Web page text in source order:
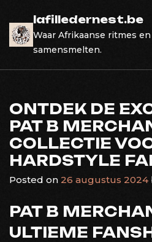
content
lafilledernest.be
Waar Afrikaanse ritmes
samensmelten.
ONTDEK DE
PAT B
COLLECTIE
HARDSTYLE
Posted on 26 augustus 2024
PAT B
ULTIEME